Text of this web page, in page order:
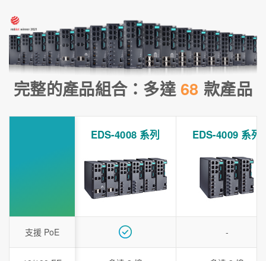
完整的產品組合：多達68 款產品
支援 PoE
EDS-4008 系列 EDS-4009 系列
-